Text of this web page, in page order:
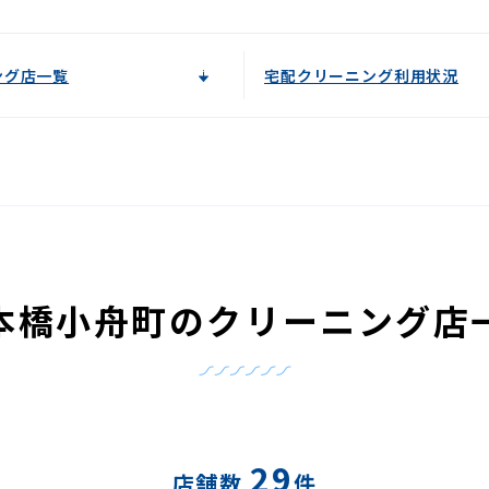
店一覧 宅配クリーニング利用状況
橋小舟町のクリーニング店
29